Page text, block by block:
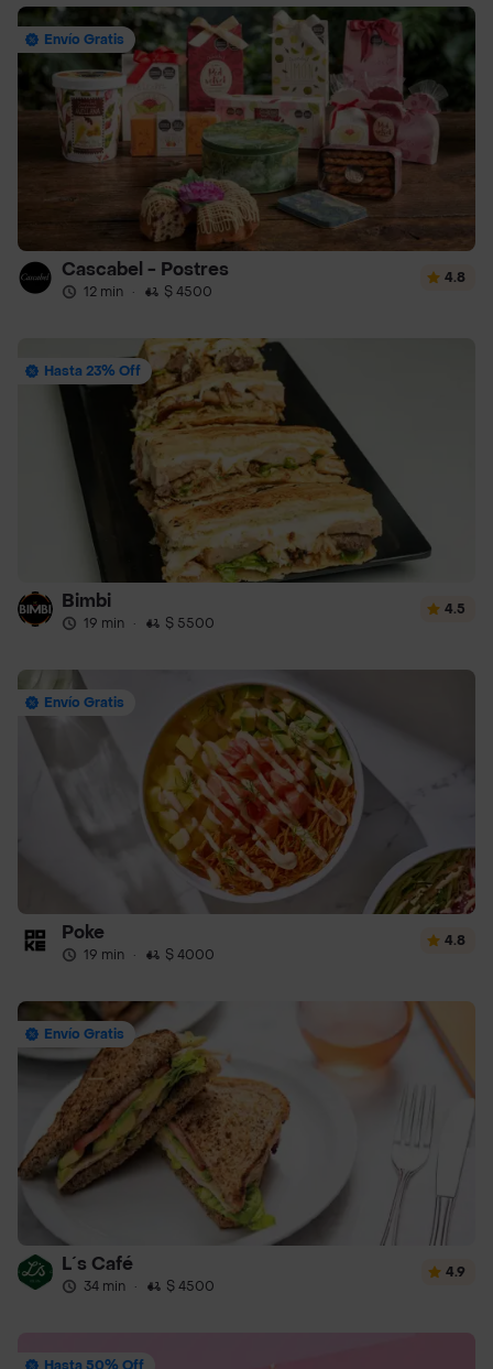
Envío Gratis
Cascabel - Postres
12 min · $ 4500
4.8
Hasta 23% Off
Bimbi
19 min · $ 5500
4.5
Envío Gratis
Poke
19 min · $ 4000
4.8
Envío Gratis
L´s Café
34 min · $ 4500
4.9